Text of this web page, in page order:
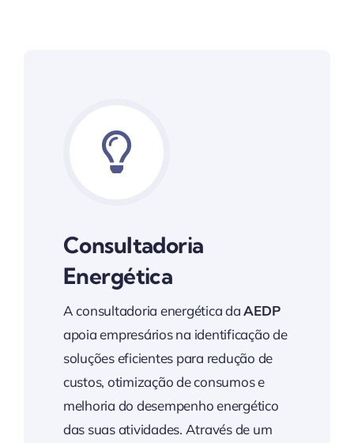
Consultadoria
Energética
A consultadoria energética daAEDP
apoia empresários na identificação de
soluções eficientes para redução de
custos, otimização de consumos e
melhoria do desempenho energético
das suas atividades. Através de um